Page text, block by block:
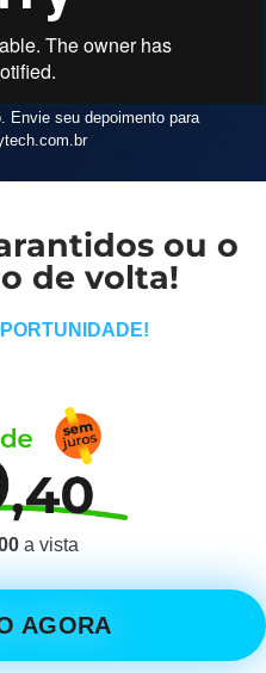
Envie seu depoimento para
ou o
de volta!
a vista
AGORA